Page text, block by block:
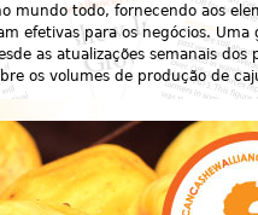
mundo todo, fornecendo aos
efetivas para os negócios.
as atualizações semanais
os volumes de produção de